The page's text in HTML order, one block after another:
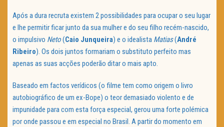
Após a dura recruta existem 2 possibilidades para ocupar o seu lugar
e lhe permitir ficar junto da sua mulher e do seu filho recém-nascido,
o impulsivo Neto(Caio Junqueira) e o idealista Matias(André
Ribeiro). Os dois juntos formariam o substituto perfeito mas
apenas as suas acções poderão ditar o mais apto.
Baseado em factos verídicos (o filme tem como origem o livro
autobiográfico de um ex-Bope) o teor demasiado violento e de
impunidade para com esta força especial, gerou uma forte polémica
por onde passou e em especial no Brasil. A partir do momento em